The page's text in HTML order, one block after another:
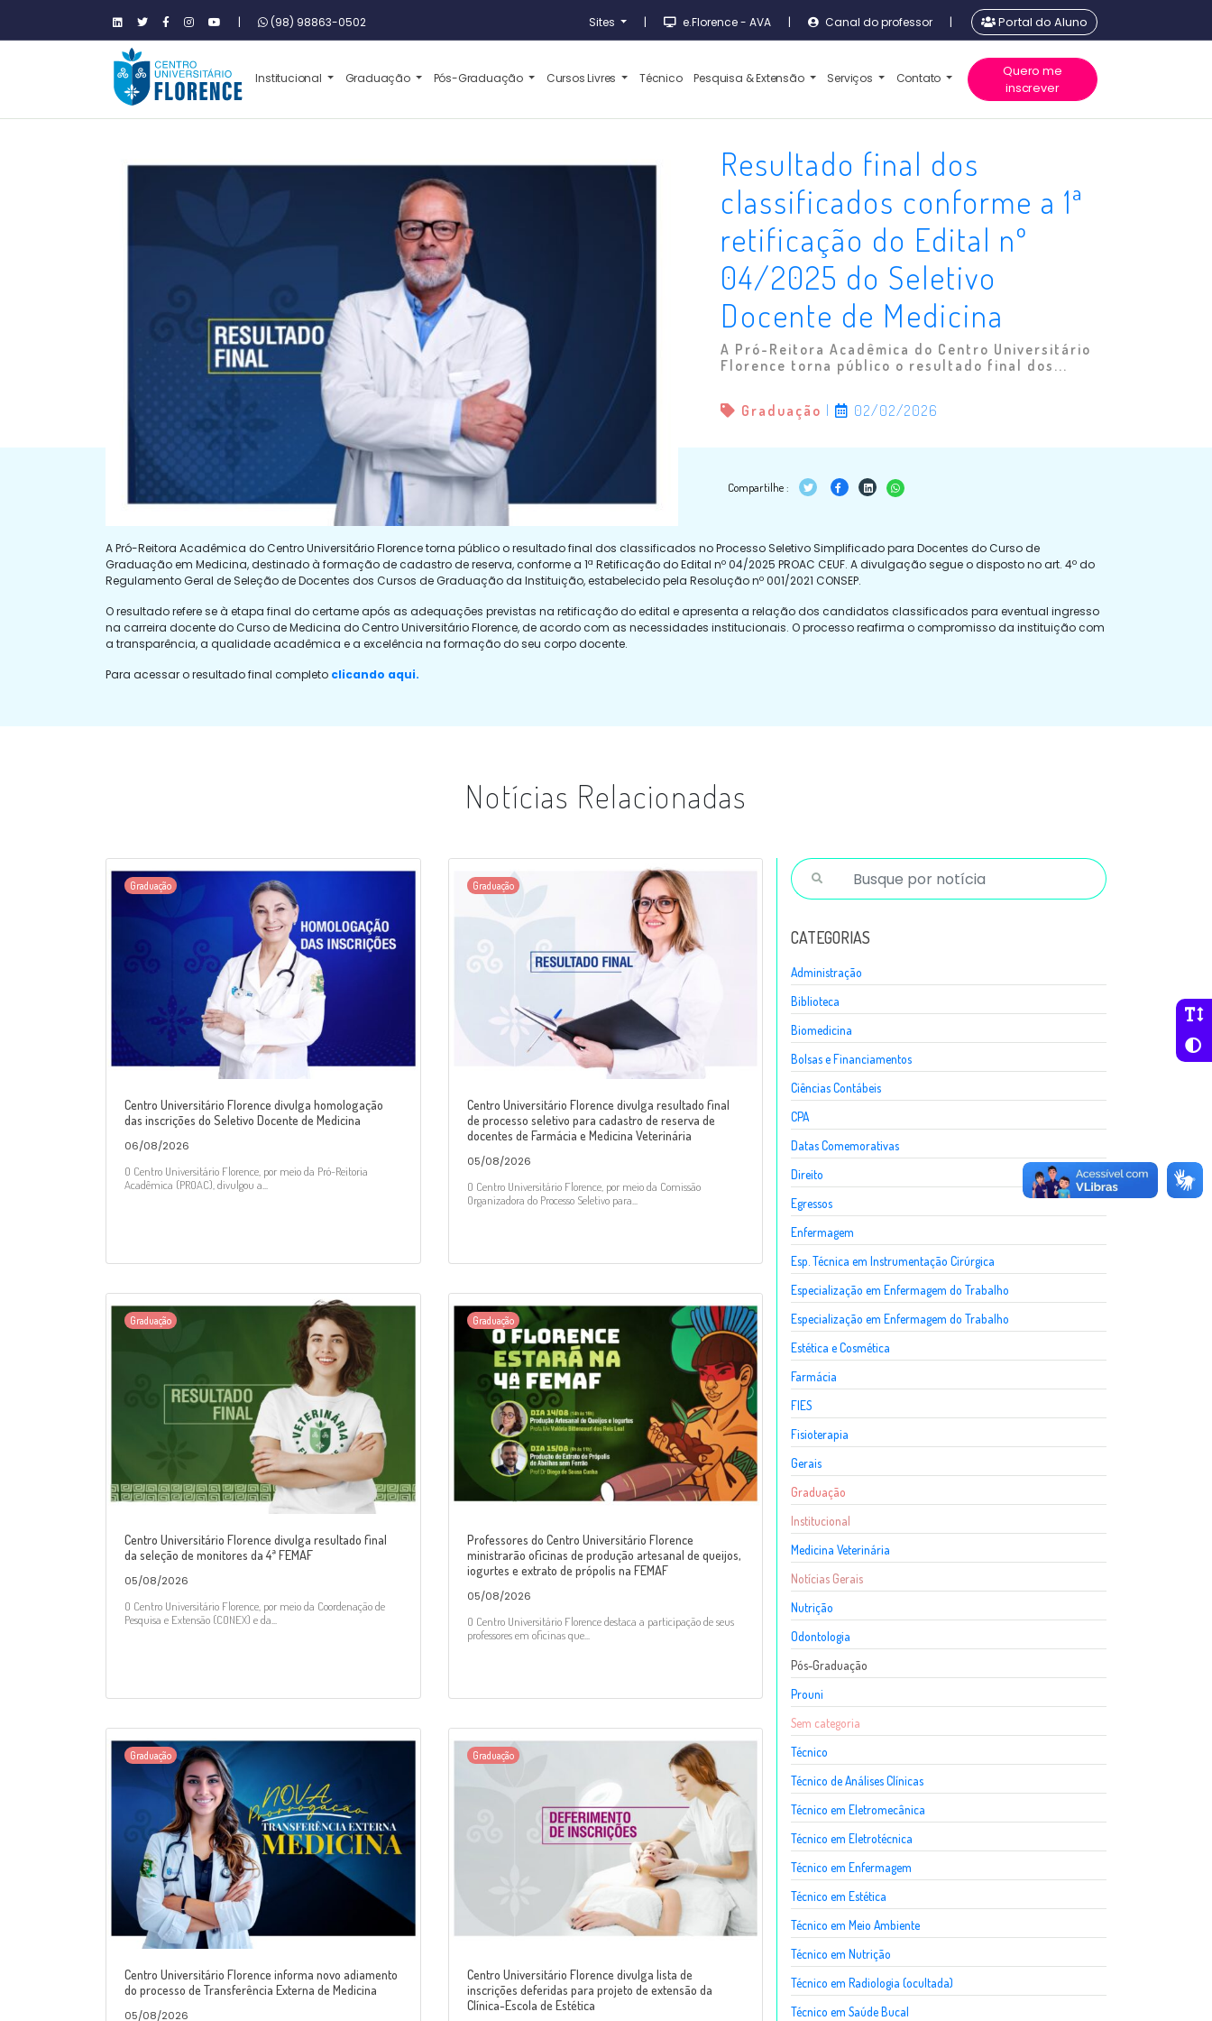
| (98) 98863-0502 Sites | e.Florence - AVA | Canal do professor | Portal do Aluno
Institucional Graduação Pós-Graduação Cursos Livres Técnico Pesquisa & Extensão Serviços Contato
Quero me
inscrever
Resultado final dos
classificados conforme a 1ª
retificação do Edital nº
04/2025 do Seletivo
Docente de Medicina
A Pró-Reitora Acadêmica do Centro Universitário
Florence torna público o resultado final dos...
Graduação 02/02/2026
Compartilhe :
A Pró-Reitora Acadêmica do Centro Universitário Florence torna público o resultado final dos classificados no Processo Seletivo Simplificado para Docentes do Curso de
Graduação em Medicina, destinado à formação de cadastro de reserva, conforme a 1ª Retificação do Edital nº 04/2025 PROAC CEUF. A divulgação segue o disposto no art. 4º do
Regulamento Geral de Seleção de Docentes dos Cursos de Graduação da Instituição, estabelecido pela Resolução nº 001/2021 CONSEP.
O resultado refere se à etapa final do certame após as adequações previstas na retificação do edital e apresenta a relação dos candidatos classificados para eventual ingresso
na carreira docente do Curso de Medicina do Centro Universitário Florence, de acordo com as necessidades institucionais. O processo reafirma o compromisso da instituição com
a transparência, a qualidade acadêmica e a excelência na formação do seu corpo docente.
Para acessar o resultado final completo clicando aqui.
Notícias Relacionadas
Graduação
Centro Universitário Florence divulga homologação
das inscrições do Seletivo Docente de Medicina
06/08/2026
O Centro Universitário Florence, por meio da Pró-Reitoria
Acadêmica (PROAC), divulgou a...
Graduação
Centro Universitário Florence divulga resultado final
de processo seletivo para cadastro de reserva de
docentes de Farmácia e Medicina Veterinária
05/08/2026
O Centro Universitário Florence, por meio da Comissão
Organizadora do Processo Seletivo para...
Graduação
Centro Universitário Florence divulga resultado final
da seleção de monitores da 4ª FEMAF
05/08/2026
O Centro Universitário Florence, por meio da Coordenação de
Pesquisa e Extensão (CONEX) e da...
Graduação
Professores do Centro Universitário Florence
ministrarão oficinas de produção artesanal de queijos,
iogurtes e extrato de própolis na FEMAF
05/08/2026
O Centro Universitário Florence destaca a participação de seus
professores em oficinas que...
Graduação
Centro Universitário Florence informa novo adiamento
do processo de Transferência Externa de Medicina
05/08/2026
Graduação
Centro Universitário Florence divulga lista de
inscrições deferidas para projeto de extensão da
Clínica-Escola de Estética
CATEGORIAS
Administração
Biblioteca
Biomedicina
Bolsas e Financiamentos
Ciências Contábeis
CPA
Datas Comemorativas
Direito
Egressos
Enfermagem
Esp. Técnica em Instrumentação Cirúrgica
Especialização em Enfermagem do Trabalho
Especialização em Enfermagem do Trabalho
Estética e Cosmética
Farmácia
FIES
Fisioterapia
Gerais
Graduação
Institucional
Medicina Veterinária
Notícias Gerais
Nutrição
Odontologia
Pós-Graduação
Prouni
Sem categoria
Técnico
Técnico de Análises Clínicas
Técnico em Eletromecânica
Técnico em Eletrotécnica
Técnico em Enfermagem
Técnico em Estética
Técnico em Meio Ambiente
Técnico em Nutrição
Técnico em Radiologia (ocultada)
Técnico em Saúde Bucal